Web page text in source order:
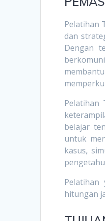
Pelatihan
dan
Dengan
Pelatihan
belajar
untuk
kasus,
hitungan